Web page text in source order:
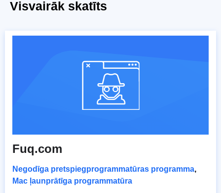
Visvairāk skatīts
Fuq.com
Negodīga pretspiegprogrammatūras programma,
Mac ļaunprātīga programmatūra